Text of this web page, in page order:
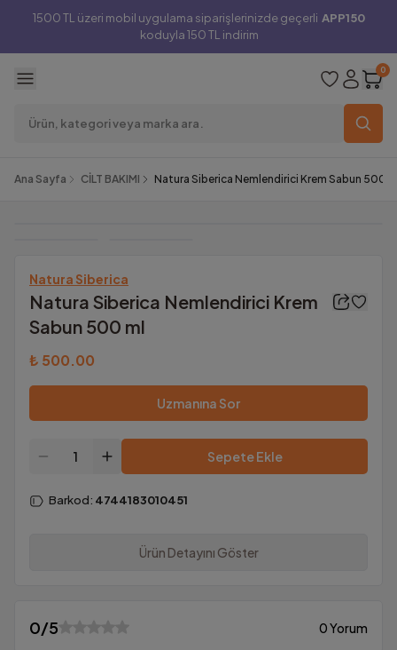
1500 TL üzeri mobil uygulama siparişlerinizde geçerli APP150
koduyla 150 TL indirim
0
Ana Sayfa CİLT BAKIMI Natura Siberica Nemlendirici Krem Sabun 500
Natura Siberica
Natura Siberica Nemlendirici Krem
Sabun 500 ml
₺ 500.00
Uzmanına Sor
Sepete Ekle
Barkod: 4744183010451
Ürün Detayını Göster
0/5 0 Yorum